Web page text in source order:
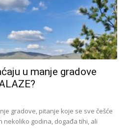
u manje gradove
gradove, pitanje koje se sve češće
nekoliko godina, događa tihi, ali